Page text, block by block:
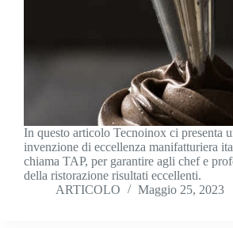
In questo articolo Tecnoinox ci presenta
invenzione di eccellenza manifatturiera
chiama TAP, per garantire agli chef e
della ristorazione risultati eccellenti.
ARTICOLO
Maggio 25, 2023